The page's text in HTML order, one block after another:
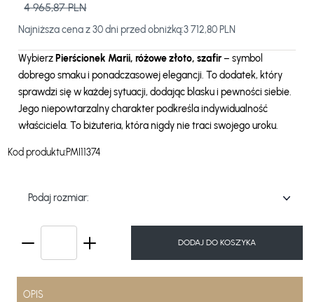
4 965,87 PLN
Najniższa cena z 30 dni przed obniżką:3 712,80 PLN
Wybierz Pierścionek Marii, różowe złoto, szafir– symbol
dobrego smaku i ponadczasowej elegancji. To dodatek, który
sprawdzi się w każdej sytuacji, dodając blasku i pewności siebie.
Jego niepowtarzalny charakter podkreśla indywidualność
właściciela. To biżuteria, która nigdy nie traci swojego uroku.
Kod produktu:PMI11374
Podaj rozmiar:
DODAJ DO KOSZYKA
OPIS